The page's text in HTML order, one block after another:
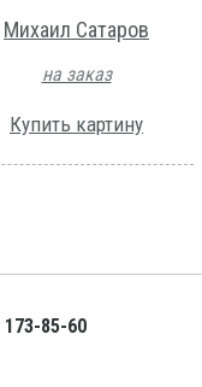
Михаил Сатаров
на заказ
Купить картину
173-85-60